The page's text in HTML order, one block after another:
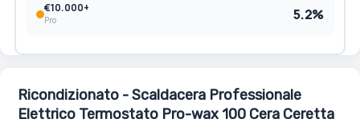
€10.000+
Pro 5.2%
Ricondizionato - Scaldacera Professionale
Elettrico Termostato Pro-wax 100 Cera Ceretta